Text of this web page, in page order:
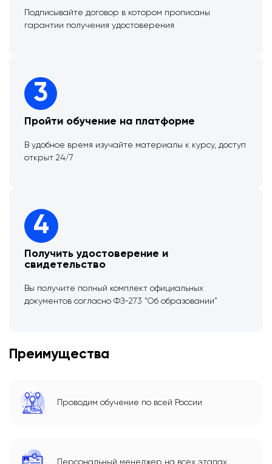
Подписывайте договор в котором прописаны
гарантии получения удостоверения
3
Пройти обучение на платформе
В удобное время изучайте материалы к курсу, доступ
открыт 24/7
4
Получить удостоверение и
свидетельство
Вы получите полный комплект официальных
документов согласно ФЗ-273 “Об образовании”
Преимущества
Проводим обучение по всей России
Персональный менеджер на всех этапах